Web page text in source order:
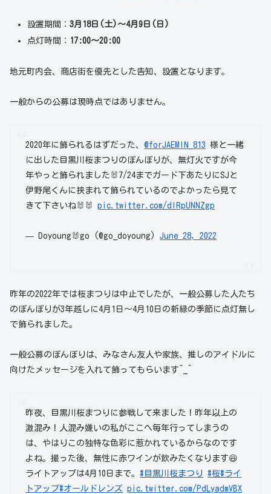
設置期間： 3月18日(土)～4月9日(日)
点灯時間： 17:00～20:00
地元町内会、商店街を優先とした告知、設置となります。
一般からの公募は現時点ではありません。
2020年に飾られるはずだった、@forJAEMIN_813 様と一緒
に出した目黒川桜まつりのぼんぼりが、無灯火ですが今
年やっと飾られました🐰7/24までガード下あたりにSJと
伊野尾くんに挟まれて飾られているのでよかったら見て
きて下さいね🐰🐰pic.twitter.com/dIRpUNNZgp
— Doyoung🐰go (@go_doyoung)June 28, 2022
昨年の2022年では桜まつりは中止でしたが、一般公募した人たち
のぼんぼりが3年越しに4月1日～4月10日の新緑の季節に点灯無し
で飾られました。
一般公募のぼんぼりは、みなさん友人や家族、推しのアイドルに
向けたメッセージを入れて飾ってもらいます^_^
昨夜、目黒川桜まつりに参戦して来ました！昨年以上の
激混み！人混み嫌いの私がここへ毎年行ってしまうの
は、やはりこの独特な色彩に惹かれているからなのです
よね。撮った後、無性に赤ワインが飲みたくなります😆
ライトアップは4月10日まで。#目黒川桜まつり #桜#ライ
トアップ#オールドレンズ pic.twitter.com/PdLyadmVBX